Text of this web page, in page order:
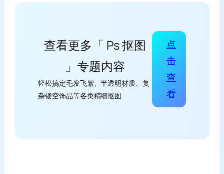
查看更多「 Ps 抠图
」专题内容
轻松搞定毛发飞絮、半透明材质、复
杂镂空饰品等各类精细抠图
点
击
查
看